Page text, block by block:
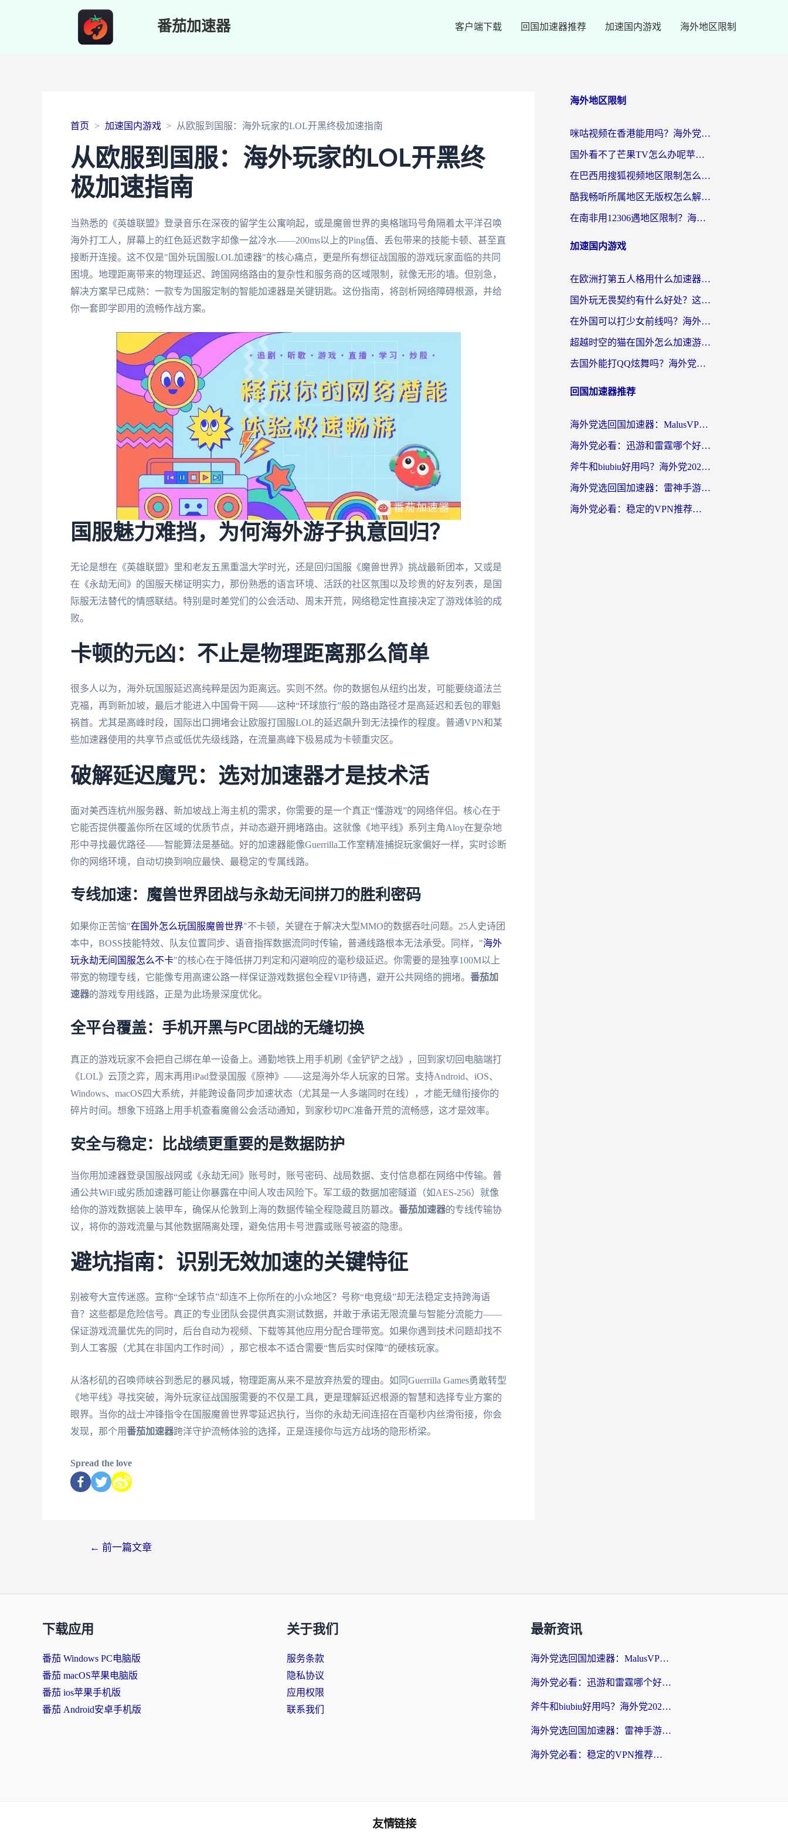
番茄加速器 客户端下载 回国加速器推荐 加速国内游戏 海外地区限制
首页 加速国内游戏 从欧服到国服：海外玩家的LOL开黑终极加速指南
从欧服到国服：海外玩家的LOL开黑终
极加速指南
当熟悉的《英雄联盟》登录音乐在深夜的留学生公寓响起，或是魔兽世界的奥格瑞玛号角隔着太平洋召唤
海外打工人，屏幕上的红色延迟数字却像一盆冷水——200ms以上的Ping值、丢包带来的技能卡顿、甚至直
接断开连接。这不仅是"国外玩国服LOL加速器"的核心痛点，更是所有想征战国服的游戏玩家面临的共同
困境。地理距离带来的物理延迟、跨国网络路由的复杂性和服务商的区域限制，就像无形的墙。但别急，
解决方案早已成熟：一款专为国服定制的智能加速器是关键钥匙。这份指南，将剖析网络障碍根源，并给
你一套即学即用的流畅作战方案。
国服魅力难挡，为何海外游子执意回归？
无论是想在《英雄联盟》里和老友五黑重温大学时光，还是回归国服《魔兽世界》挑战最新团本，又或是
在《永劫无间》的国服天梯证明实力，那份熟悉的语言环境、活跃的社区氛围以及珍贵的好友列表，是国
际服无法替代的情感联结。特别是时差党们的公会活动、周末开荒，网络稳定性直接决定了游戏体验的成
败。
卡顿的元凶：不止是物理距离那么简单
很多人以为，海外玩国服延迟高纯粹是因为距离远。实则不然。你的数据包从纽约出发，可能要绕道法兰
克福，再到新加坡，最后才能进入中国骨干网——这种“环球旅行”般的路由路径才是高延迟和丢包的罪魁
祸首。尤其是高峰时段，国际出口拥堵会让欧服打国服LOL的延迟飙升到无法操作的程度。普通VPN和某
些加速器使用的共享节点或低优先级线路，在流量高峰下极易成为卡顿重灾区。
破解延迟魔咒：选对加速器才是技术活
面对美西连杭州服务器、新加坡战上海主机的需求，你需要的是一个真正“懂游戏”的网络伴侣。核心在于
它能否提供覆盖你所在区域的优质节点，并动态避开拥堵路由。这就像《地平线》系列主角Aloy在复杂地
形中寻找最优路径——智能算法是基础。好的加速器能像Guerrilla工作室精准捕捉玩家偏好一样，实时诊断
你的网络环境，自动切换到响应最快、最稳定的专属线路。
专线加速：魔兽世界团战与永劫无间拼刀的胜利密码
如果你正苦恼"在国外怎么玩国服魔兽世界"不卡顿，关键在于解决大型MMO的数据吞吐问题。25人史诗团
本中，BOSS技能特效、队友位置同步、语音指挥数据流同时传输，普通线路根本无法承受。同样，"海外
玩永劫无间国服怎么不卡"的核心在于降低拼刀判定和闪避响应的毫秒级延迟。你需要的是独享100M以上
带宽的物理专线，它能像专用高速公路一样保证游戏数据包全程VIP待遇，避开公共网络的拥堵。 番茄加
速器的游戏专用线路，正是为此场景深度优化。
全平台覆盖：手机开黑与PC团战的无缝切换
真正的游戏玩家不会把自己绑在单一设备上。通勤地铁上用手机刷《金铲铲之战》，回到家切回电脑端打
《LOL》云顶之弈，周末再用iPad登录国服《原神》——这是海外华人玩家的日常。支持Android、iOS、
Windows、macOS四大系统，并能跨设备同步加速状态（尤其是一人多端同时在线），才能无缝衔接你的
碎片时间。想象下班路上用手机查看魔兽公会活动通知，到家秒切PC准备开荒的流畅感，这才是效率。
安全与稳定：比战绩更重要的是数据防护
当你用加速器登录国服战网或《永劫无间》账号时，账号密码、战局数据、支付信息都在网络中传输。普
通公共WiFi或劣质加速器可能让你暴露在中间人攻击风险下。军工级的数据加密隧道（如AES-256）就像
给你的游戏数据装上装甲车，确保从伦敦到上海的数据传输全程隐藏且防篡改。 番茄加速器的专线传输协
议，将你的游戏流量与其他数据隔离处理，避免信用卡号泄露或账号被盗的隐患。
避坑指南：识别无效加速的关键特征
别被夸大宣传迷惑。宣称“全球节点”却连不上你所在的小众地区？号称“电竞级”却无法稳定支持跨海语
音？这些都是危险信号。真正的专业团队会提供真实测试数据，并敢于承诺无限流量与智能分流能力——
保证游戏流量优先的同时，后台自动为视频、下载等其他应用分配合理带宽。如果你遇到技术问题却找不
到人工客服（尤其在非国内工作时间），那它根本不适合需要“售后实时保障”的硬核玩家。
从洛杉矶的召唤师峡谷到悉尼的暴风城，物理距离从来不是放弃热爱的理由。如同Guerrilla Games勇敢转型
《地平线》寻找突破，海外玩家征战国服需要的不仅是工具，更是理解延迟根源的智慧和选择专业方案的
眼界。当你的战士冲锋指令在国服魔兽世界零延迟执行，当你的永劫无间连招在百毫秒内丝滑衔接，你会
发现，那个用番茄加速器跨洋守护流畅体验的选择，正是连接你与远方战场的隐形桥梁。
Spread the love
← 前一篇文章
海外地区限制
咪咕视频在香港能用吗？海外党亲测有效的回国加速方案来了
国外看不了芒果TV怎么办呢苹果手机？海外党追剧游戏的全能解决方案
在巴西用搜狐视频地区限制怎么办？3步解决海外看国内剧的烦恼
酷我畅听所属地区无版权怎么解决？海外党必看的回国加速全攻略
在南非用12306遇地区限制？海外华人必看的回国加速全攻略（附B站芒果TV解锁技巧）
加速国内游戏
在欧洲打第五人格用什么加速器好？海外党亲测有效的国服游戏加速方案
国外玩无畏契约有什么好处？这份海外国服游戏加速指南帮你解决90%的卡顿问题
在外国可以打少女前线吗？海外党国服游戏畅玩终极指南（附避坑技巧）
超越时空的猫在国外怎么加速游戏？海外玩家国服畅玩终极指南
去国外能打QQ炫舞吗？海外党国服游戏不卡顿的终极指南
回国加速器推荐
海外党选回国加速器：MalusVPN好用吗？和快帆VPN哪个好？附真实对比与避坑指南
海外党必看：迅游和雷霆哪个好？3分钟教你选对回国加速器，无缝刷国内剧玩手游
斧牛和biubiu好用吗？海外党2026亲测回国加速器指南，附番茄加速器深度体验
海外党选回国加速器：雷神手游和洞见哪个好？附iPhone免费VPN推荐及ChickCNUfunR实测
海外党必看：稳定的VPN推荐及回国加速器选择全攻略——告别地域限制，轻松刷国内资源
下载应用
番茄 Windows PC电脑版
番茄 macOS苹果电脑版
番茄 ios苹果手机版
番茄 Android安卓手机版
关于我们
服务条款
隐私协议
应用权限
联系我们
最新资讯
海外党选回国加速器：MalusVPN好用吗？和快帆VPN哪个好？附真实对比与避坑指南
海外党必看：迅游和雷霆哪个好？3分钟教你选对回国加速器，无缝刷国内剧玩手游
斧牛和biubiu好用吗？海外党2026亲测回国加速器指南，附番茄加速器深度体验
海外党选回国加速器：雷神手游和洞见哪个好？附iPhone免费VPN推荐及ChickCNUfunR实测
海外党必看：稳定的VPN推荐及回国加速器选择全攻略——告别地域限制，轻松刷国内资源
友情链接